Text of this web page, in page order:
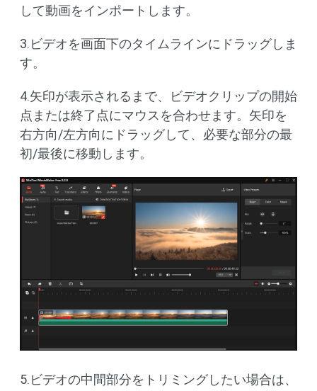
して動画をインポートします。
3.ビデオを画面下のタイムラインにドラッグしま
す。
4.矢印が表示されるまで、ビデオクリップの開始
点または終了点にマウスを合わせます。矢印を
右方向/左方向にドラッグして、必要な部分の最
初/最後に移動します。
5.ビデオの中間部分をトリミングしたい場合は、